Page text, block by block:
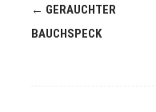
Navigation
(Beiträge)
← GERAUCHTER
BAUCHSPECK